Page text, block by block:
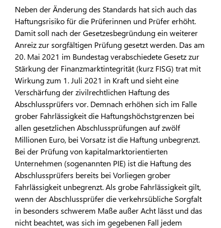
Neben der Änderung des Standards hat sich auch das
Haf­tungsrisiko für die Prüferinnen und Prüfer erhöht.
Damit soll nach der Gesetzesbegründung ein weiterer
Anreiz zur sorgfäl­tigen Prüfung gesetzt werden. Das am
20. Mai 2021 im Bun­destag verabschiedete Gesetz zur
Stärkung der Finanzmarkt­integrität (kurz FISG) trat mit
Wirkung zum 1. Juli 2021 in Kraft und sieht eine
Verschärfung der zivilrechtlichen Haftung des
Abschlussprüfers vor. Demnach erhöhen sich im Falle
gro­ber Fahrlässigkeit die Haftungshöchstgrenzen bei
allen ge­setzlichen Abschlussprüfungen auf zwölf
Millionen Euro, bei Vorsatz ist die Haftung unbegrenzt.
Bei der Prüfung von kapi­talmarktorientierten
Unternehmen (sogenannten PIE) ist die Haftung des
Abschlussprüfers bereits bei Vorliegen grober
Fahrlässigkeit unbegrenzt. Als grobe Fahrlässigkeit gilt,
wenn der Abschlussprüfer die verkehrsübliche Sorgfalt
in besonders schwerem Maße außer Acht lässt und das
nicht beachtet, was sich im gegebenen Fall jedem